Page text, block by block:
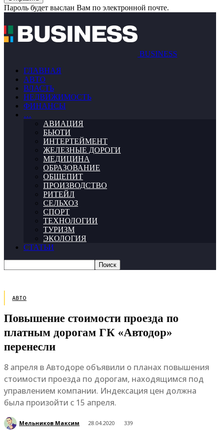
Пароль будет выслан Вам по электронной почте.
BUSINESS
ГЛАВНАЯ
АВТО
ВЛАСТЬ
НЕДВИЖИМОСТЬ
ФИНАНСЫ
…
АВИАЦИЯ
БЬЮТИ
ИНТЕРТЕЙМЕНТ
ЖЕЛЕЗНЫЕ ДОРОГИ
МЕДИЦИНА
ОБРАЗОВАНИЕ
ОБЩЕПИТ
ПРОИЗВОДСТВО
РИТЕЙЛ
СЕЛЬХОЗ
СПОРТ
ТЕХНОЛОГИИ
ТУРИЗМ
ЭКОЛОГИЯ
СТАТЬИ
АВТО
Повышение стоимости проезда по
платным дорогам ГК «Автодор»
перенесли
8 апреля в Автодоре объявили о планах повышения
стоимости проезда по дорогам, находящимся под
управлением компании. Индексация цен должна
была произойти с 15 апреля.
Мельников Максим 28.04.2020 339